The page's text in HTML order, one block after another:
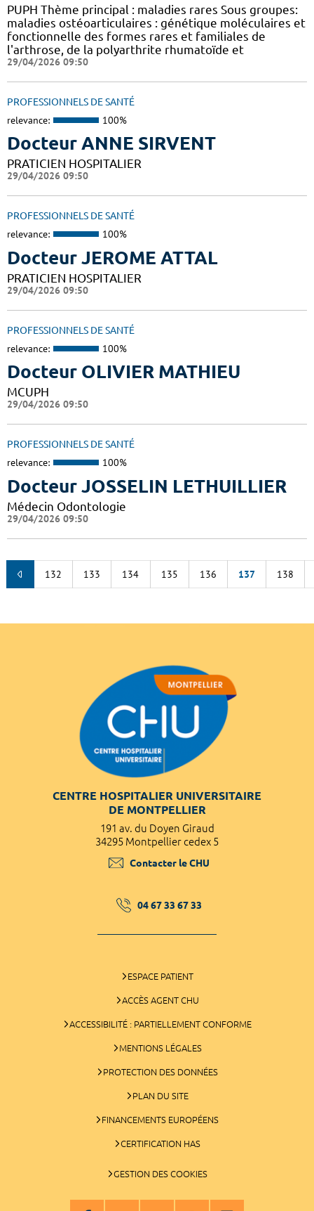
PUPH Thème principal : maladies rares Sous groupes:
maladies ostéoarticulaires : génétique moléculaires et
fonctionnelle des formes rares et familiales de
l'arthrose, de la polyarthrite rhumatoïde et
29/04/2026 09:50
PROFESSIONNELS DE SANTÉ
relevance: 100%
Docteur ANNE SIRVENT
PRATICIEN HOSPITALIER
29/04/2026 09:50
PROFESSIONNELS DE SANTÉ
relevance: 100%
Docteur JEROME ATTAL
PRATICIEN HOSPITALIER
29/04/2026 09:50
PROFESSIONNELS DE SANTÉ
relevance: 100%
Docteur OLIVIER MATHIEU
MCUPH
29/04/2026 09:50
PROFESSIONNELS DE SANTÉ
relevance: 100%
Docteur JOSSELIN LETHUILLIER
Médecin Odontologie
29/04/2026 09:50
132 133 134 135 136 137 138
CENTRE HOSPITALIER UNIVERSITAIRE
DE MONTPELLIER
191 av. du Doyen Giraud
34295 Montpellier cedex 5
Contacter le CHU
04 67 33 67 33
ESPACE PATIENT
ACCÈS AGENT CHU
ACCESSIBILITÉ : PARTIELLEMENT CONFORME
MENTIONS LÉGALES
PROTECTION DES DONNÉES
PLAN DU SITE
FINANCEMENTS EUROPÉENS
CERTIFICATION HAS
GESTION DES COOKIES